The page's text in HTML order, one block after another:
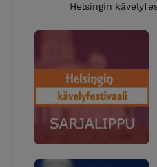
Helsingin